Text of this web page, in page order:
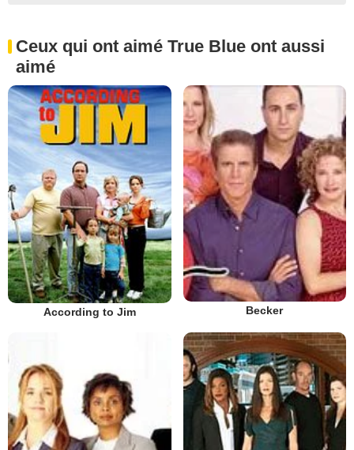
Ceux qui ont aimé True Blue ont aussi
aimé
According to Jim Becker